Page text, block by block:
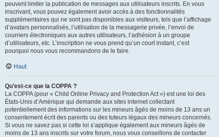
peuvent limiter la publication de messages aux utilisateurs inscrits. En vous
inscrivant, vous pouvez également avoir accès à des fonctionnalités
supplémentaires qui ne sont pas disponibles aux visiteurs, tels que l’affichage
d’avatars personnalisés, l’utilisation de la messagerie privée, l’envoi de
courriers électroniques aux autres utilisateurs, l’adhésion à un groupe
d’utilisateurs, etc. L’inscription ne vous prend qu’un court instant, c’est
pourquoi nous vous recommandons de le faire.
Haut
Qu’est-ce que la COPPA ?
La COPPA (pour « Child Online Privacy and Protection Act ») est une loi des
États-Unis d’Amérique qui demande aux sites internet collectant
potentiellement des informations sur les mineurs âgés de moins de 13 ans un
consentement écrit des parents ou des tuteurs légaux des mineurs concernés.
Si vous ne savez pas si cette loi s’applique également aux mineurs âgés de
moins de 13 ans inscrits sur votre forum, nous vous conseillons de contacter